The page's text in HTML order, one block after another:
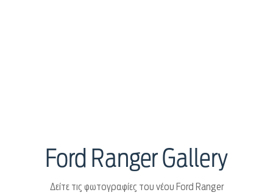
Ford Ranger Gallery
Δείτε τις φωτογραφίες του νέου Ford Ranger